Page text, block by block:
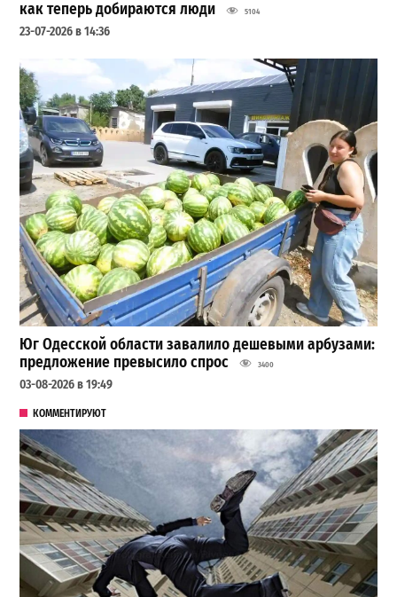
как теперь добираются люди
5104
23-07-2026 в 14:36
Юг Одесской области завалило дешевыми арбузами:
предложение превысило спрос
3400
03-08-2026 в 19:49
КОММЕНТИРУЮТ